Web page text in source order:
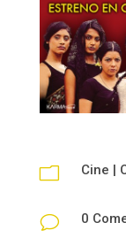
m Cine |
v 0